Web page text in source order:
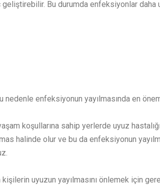
Bu durumda enfeksiyonlar
nedenle enfeksiyonun yayılmasında en
koşullarına sahip yerlerde uyuz
halinde olur ve bu da enfeksiyonun
uyuzun yayılmasını önlemek için